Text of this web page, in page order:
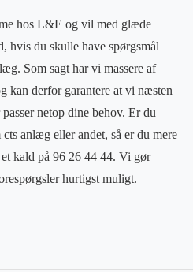
hos L&E og vil med glæde
hvis du skulle have spørgsmål
Som sagt har vi massere af
kan derfor garantere at vi næsten
netop dine behov. Er du
anlæg eller andet, så er du mere
kald på 96 26 44 44. Vi gør
hurtigst muligt.